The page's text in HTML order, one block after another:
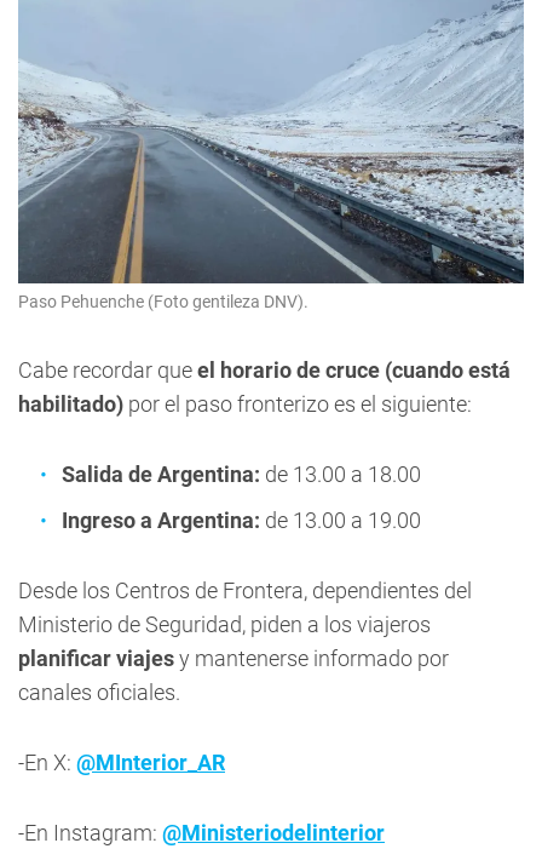
Paso Pehuenche (Foto gentileza DNV).
Cabe recordar queel horario de cruce (cuando está
habilitado) por el paso fronterizo es el siguiente:
Salida de Argentina: de 13.00 a 18.00
Ingreso a Argentina: de 13.00 a 19.00
Desde los Centros de Frontera, dependientes del
Ministerio de Seguridad, piden a los viajeros
planificar viajesy mantenerse informado por
canales oficiales.
-En X: @MInterior_AR
-En Instagram: @Ministeriodelinterior